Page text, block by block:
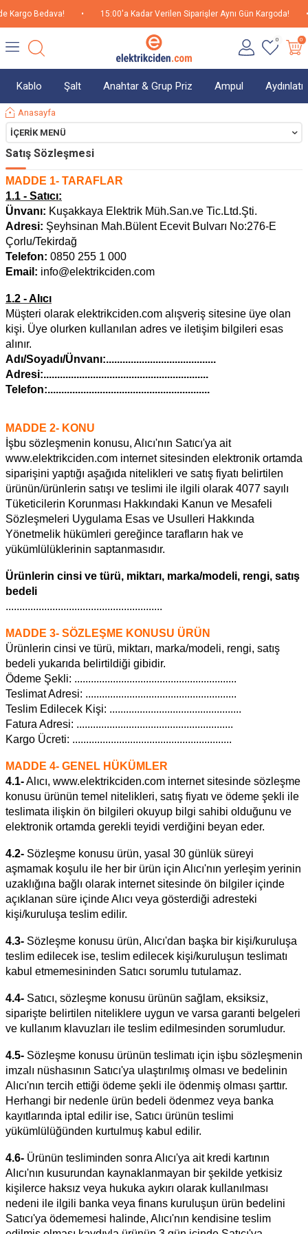
Bedava! 15:00'a Kadar Verilen Siparişler Aynı Gün Kargoda!
0 0
Kablo Şalt Anahtar & Grup Priz Ampul
Anasayfa
İÇERIK MENÜ
Satış Sözleşmesi
MADDE 1- TARAFLAR
1.1 - Satıcı:
Ünvanı: Kuşakkaya Elektrik Müh.San.ve Tic.Ltd.Şti.
Adresi: Şeyhsinan Mah.Bülent Ecevit Bulvarı No:276-E
Çorlu/Tekirdağ
Telefon: 0850 255 1 000
Email: info@elektrikciden.com
1.2 - Alıcı
Müşteri olarak elektrikciden.com alışveriş sitesine üye olan
kişi. Üye olurken kullanılan adres ve iletişim bilgileri esas
alınır.
Adı/Soyadı/Ünvanı:........................................
Adresi:............................................................
Telefon:...........................................................
MADDE 2- KONU
İşbu sözleşmenin konusu, Alıcı'nın Satıcı'ya ait
www.elektrikciden.com internet sitesinden elektronik ortamda
siparişini yaptığı aşağıda nitelikleri ve satış fiyatı belirtilen
ürünün/ürünlerin satışı ve teslimi ile ilgili olarak 4077 sayılı
Tüketicilerin Korunması Hakkındaki Kanun ve Mesafeli
Sözleşmeleri Uygulama Esas ve Usulleri Hakkında
Yönetmelik hükümleri gereğince tarafların hak ve
yükümlülüklerinin saptanmasıdır.
Ürünlerin cinsi ve türü, miktarı, marka/modeli, rengi, satış
bedeli
.........................................................
MADDE 3- SÖZLEŞME KONUSU ÜRÜN
Ürünlerin cinsi ve türü, miktarı, marka/modeli, rengi, satış
bedeli yukarıda belirtildiği gibidir.
Ödeme Şekli: ...........................................................
Teslimat Adresi: .......................................................
Teslim Edilecek Kişi: ................................................
Fatura Adresi: .........................................................
Kargo Ücreti: ..........................................................
MADDE 4- GENEL HÜKÜMLER
4.1-Alıcı, www.elektrikciden.com internet sitesinde sözleşme
konusu ürünün temel nitelikleri, satış fiyatı ve ödeme şekli ile
teslimata ilişkin ön bilgileri okuyup bilgi sahibi olduğunu ve
elektronik ortamda gerekli teyidi verdiğini beyan eder.
4.2- Sözleşme konusu ürün, yasal 30 günlük süreyi
aşmamak koşulu ile her bir ürün için Alıcı'nın yerleşim yerinin
uzaklığına bağlı olarak internet sitesinde ön bilgiler içinde
açıklanan süre içinde Alıcı veya gösterdiği adresteki
kişi/kuruluşa teslim edilir.
4.3- Sözleşme konusu ürün, Alıcı'dan başka bir kişi/kuruluşa
teslim edilecek ise, teslim edilecek kişi/kuruluşun teslimatı
kabul etmemesininden Satıcı sorumlu tutulamaz.
4.4- Satıcı, sözleşme konusu ürünün sağlam, eksiksiz,
siparişte belirtilen niteliklere uygun ve varsa garanti belgeleri
ve kullanım klavuzları ile teslim edilmesinden sorumludur.
4.5- Sözleşme konusu ürünün teslimatı için işbu sözleşmenin
imzalı nüshasının Satıcı'ya ulaştırılmış olması ve bedelinin
Alıcı'nın tercih ettiği ödeme şekli ile ödenmiş olması şarttır.
Herhangi bir nedenle ürün bedeli ödenmez veya banka
kayıtlarında iptal edilir ise, Satıcı ürünün teslimi
yükümlülüğünden kurtulmuş kabul edilir.
4.6- Ürünün tesliminden sonra Alıcı'ya ait kredi kartının
Alıcı'nın kusurundan kaynaklanmayan bir şekilde yetkisiz
kişilerce haksız veya hukuka aykırı olarak kullanılması
nedeni ile ilgili banka veya finans kuruluşun ürün bedelini
Satıcı'ya ödememesi halinde, Alıcı'nın kendisine teslim